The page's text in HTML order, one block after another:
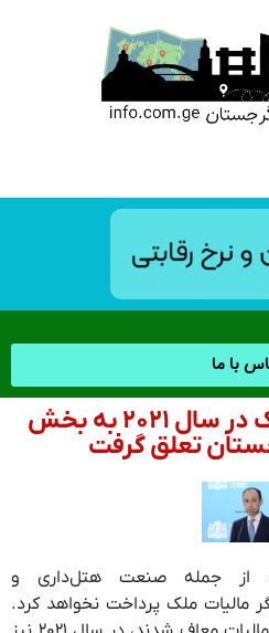
با ما
معافیت مالیاتی ملک در سال ۲۰۲۱ به بخش
تعلق گرفت
از جمله صنعت هتل‌داری و
در سال ۲۰۲۱ دیگر مالیات ملک پرداخت نخواهد کرد.